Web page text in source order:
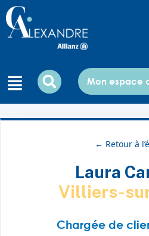
Mon espace
← Retour à
Laura
Villiers-
Chargée de